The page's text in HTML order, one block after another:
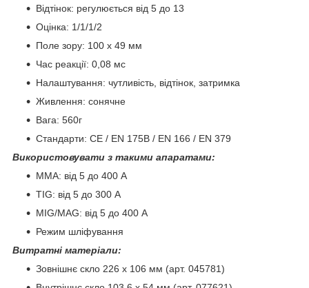
Відтінок: регулюється від 5 до 13
Оцінка: 1/1/1/2
Поле зору: 100 x 49 мм
Час реакції: 0,08 мс
Налаштування: чутливість, відтінок, затримка
Живлення: сонячне
Вага: 560г
Стандарти: CE / EN 175B / EN 166 / EN 379
Використовувати з такими апаратами:
MMA: від 5 до 400 А
TIG: від 5 до 300 A
MIG/MAG: від 5 до 400 A
Режим шліфування
Витратні матеріали:
Зовнішнє скло 226 x 106 мм (арт. 045781)